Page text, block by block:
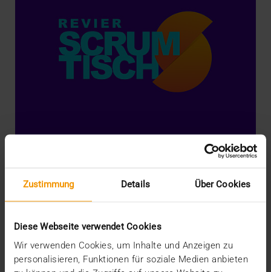
Zustimmung Details Über Cookies
Diese Webseite verwendet Cookies
Wir verwenden Cookies, um Inhalte und Anzeigen zu
personalisieren, Funktionen für soziale Medien anbieten
EVENTS
Revier ScrumTisch
13.08.2020
Mitarbeiter der VISUS initiieren ein Treffen für
Scrum-, New-Work- und Agilitäts-Interessierte zum…